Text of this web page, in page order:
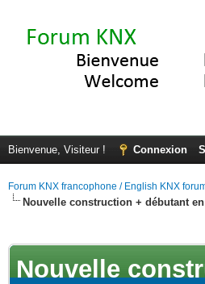
Bienvenue, Visiteur ! Connexion
Forum KNX francophone / English KNX
Nouvelle construction + débutant
Nouvelle